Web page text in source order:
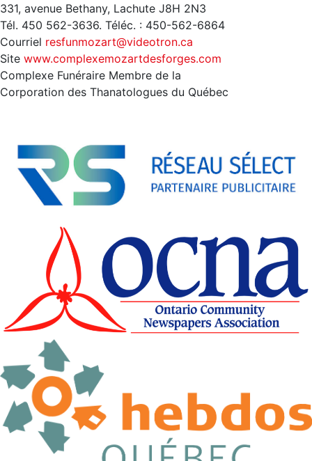
331, avenue Bethany, Lachute J8H 2N3
Tél. 450 562-3636. Téléc. : 450-562-6864
Courriel resfunmozart@videotron.ca
Site www.complexemozartdesforges.com
Complexe Funéraire Membre de la
Corporation des Thanatologues du Québec